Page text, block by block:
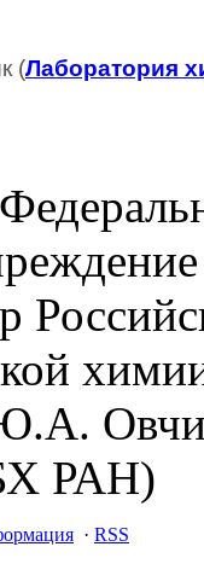
(Лаборатория
РАН)
· RSS